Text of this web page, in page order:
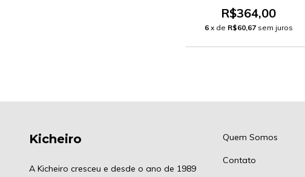
R$364,00
6 x de R$60,67 sem juros
Kicheiro
A Kicheiro cresceu e desde o ano de 1989
Quem Somos
Contato